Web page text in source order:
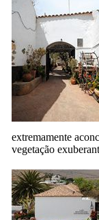
extremamente
vegetação